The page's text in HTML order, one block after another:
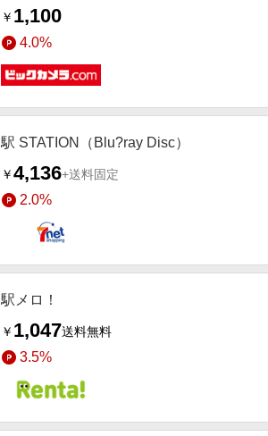
￥ 1,100
4.0%
駅 STATION（Blu?ray Disc）
￥4,136+送料固定
2.0%
駅メロ！
￥ 1,047送料無料
3.5%